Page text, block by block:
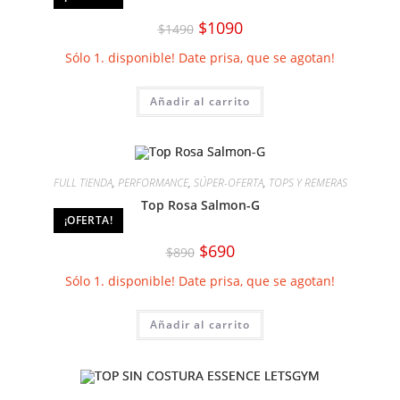
$1490 El
precio
original
era:
$1090El
precio
es:
Sólo 1. disponible! Date prisa, que se agotan!
Añadir al carrito
¡OFERTA!
FULL TIENDA, PERFORMANCE, SÚPER-OFERTA, TOPS Y REMERAS
Top Rosa Salmon-G
$890 El
precio
original
era:
$690El
precio
es:
Sólo 1. disponible! Date prisa, que se agotan!
Añadir al carrito